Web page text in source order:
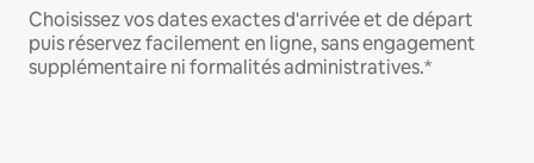
Choisissez vos dates exactes d'arrivée et de départ
puis réservez facilement en ligne, sans engagement
supplémentaire ni formalités administratives.*